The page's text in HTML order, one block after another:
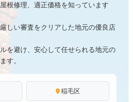
根修理、適正価格を知っています
しい審査をクリアした地元の優良店
を避け、安心して任せられる地元の
す。
稲毛区